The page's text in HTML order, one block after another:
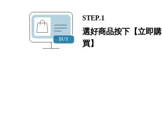
STEP.1
選好商品按下【立即購
買】